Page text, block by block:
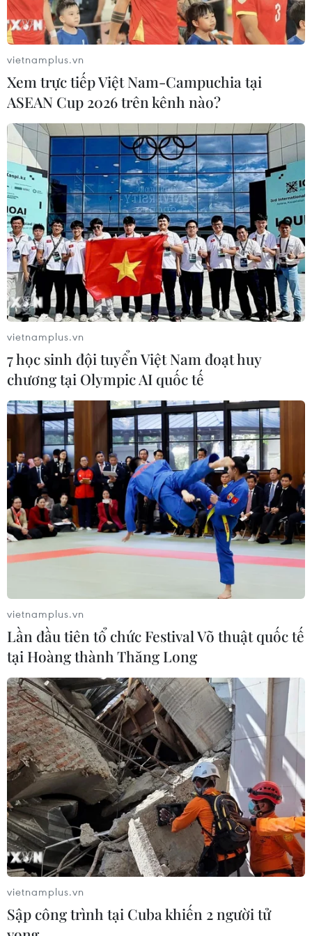
Mưa to tại tỉnh Điện Biên, hai mẹ con bị lũ
cuốn mất tích
03/06/2019 11:38
Theo báo cáo nhanh từ Ban Chỉ huy Phòng, chống thiên
tai và Tìm kiếm cứu nạn tỉnh Điện Biên, vào lúc 7 giờ 30
phút ngày 3/6, mưa lũ đã cuốn hai người mất tích.
vietnamplus.vn
Xem trực tiếp Việt Nam-Campuchia tại
ASEAN Cup 2026 trên kênh nào?
vietnamplus.vn
7 học sinh đội tuyển Việt Nam đoạt huy
chương tại Olympic AI quốc tế
vietnamplus.vn
Lần đầu tiên tổ chức Festival Võ thuật quốc tế
tại Hoàng thành Thăng Long
vietnamplus.vn
Sập công trình tại Cuba khiến 2 người tử